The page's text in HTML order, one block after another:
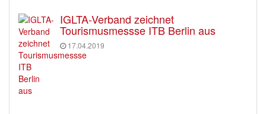
IGLTA-Verband zeichnet
Tourismusmessse ITB Berlin aus
17.04.2019